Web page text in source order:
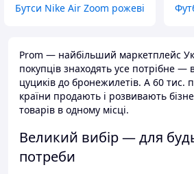
Бутси Nike Air Zoom рожеві
Prom — найбільший маркетплейс
покупців знаходять усе потрібне —
цуциків до бронежилетів. А 60 тис.
країни продають і розвивають
товарів в одному місці.
Великий вибір — для
потреби